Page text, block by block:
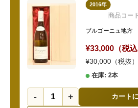
2016年
商品コー
ブルゴーニュ地方
¥33,000（税込
¥30,000（税抜）
在庫: 2本
- + カート